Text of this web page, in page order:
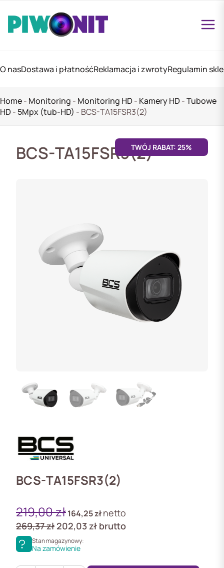
O nasDostawa i płatnośćReklamacja i zwrotyRegulamin
Home- Monitoring - Monitoring HD- Kamery HD-Tubowe
HD- 5Mpx (tub-HD) - BCS-TA15FSR3(2)
BCS-TA15FSR3(2)TWÓJ RABAT: 25%
BCS-TA15FSR3(2)
219,00zł164,25złnetto
269,37zł 202,03zł brutto
Stan magazynowy:
Na zamówienie